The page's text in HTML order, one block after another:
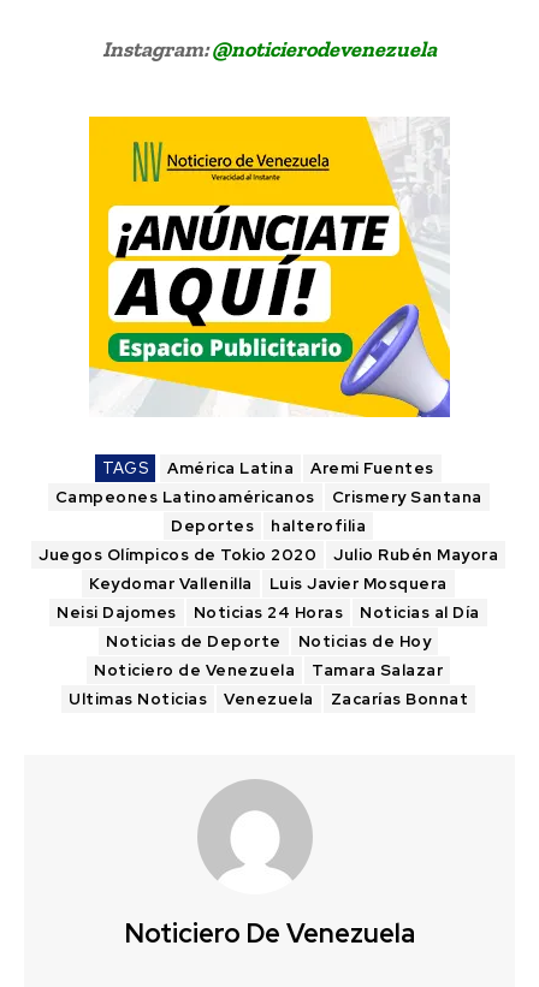
Instagram:@noticierodevenezuela
TAGS América Latina
Aremi Fuentes
Campeones Latinoaméricanos
Crismery Santana
Deportes
halterofilia
Juegos Olímpicos de Tokio 2020
Julio Rubén Mayora
Keydomar Vallenilla
Luis Javier Mosquera
Neisi Dajomes
Noticias 24 Horas
Noticias al Día
Noticias de Deporte
Noticias de Hoy
Noticiero de Venezuela
Tamara Salazar
Ultimas Noticias
Venezuela Zacarías Bonnat
Noticiero De Venezuela